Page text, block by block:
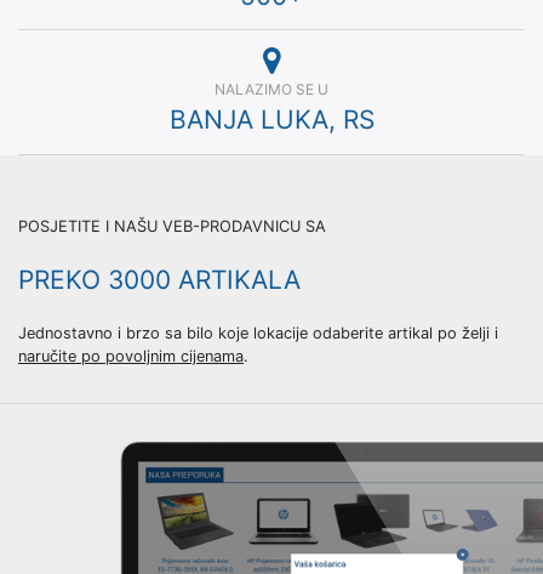
NALAZIMO SE U
BANJA LUKA, RS
POSJETITE I NAŠU VEB-PRODAVNICU SA
PREKO 3000 ARTIKALA
Jednostavno i brzo sa bilo koje lokacije odaberite artikal po želji i
naručite po povoljnim cijenama.